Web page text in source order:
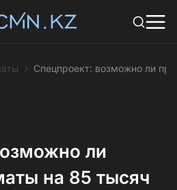
Спецпроект: возможно ли
ли
на 85 тысяч